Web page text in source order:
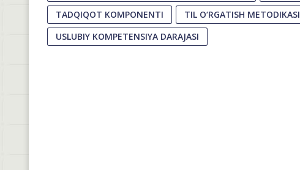
TADQIQOT KOMPONENTI
TIL O‘RGATISH METODIKASI
USLUBIY KOMPETENSIYA DARAJASI